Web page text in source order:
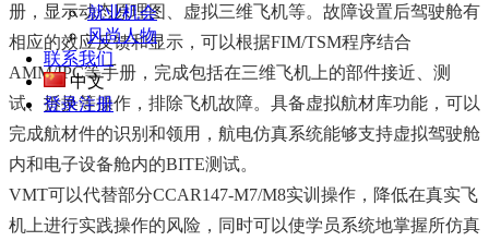
就业机会
风尚人物
联系我们
中文
登录注册
册，显示动态原理图、虚拟三维飞机等。故障设置后驾驶舱有
相应的效应反馈和显示，可以根据FIM/TSM程序结合
AMM/IPC等手册，完成包括在三维飞机上的部件接近、测
试、拆换等操作，排除飞机故障。具备虚拟航材库功能，可以
完成航材件的识别和领用，航电仿真系统能够支持虚拟驾驶舱
内和电子设备舱内的BITE测试。
VMT可以代替部分CCAR147-M7/M8实训操作，降低在真实飞
机上进行实践操作的风险，同时可以使学员系统地掌握所仿真